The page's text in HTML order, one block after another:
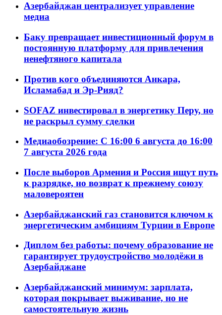
Азербайджан централизует управление
медиа
Баку превращает инвестиционный форум в
постоянную платформу для привлечения
ненефтяного капитала
Против кого объединяются Анкара,
Исламабад и Эр-Рияд?
SOFAZ инвестировал в энергетику Перу, но
не раскрыл сумму сделки
Медиаобозрение: С 16:00 6 августа до 16:00
7 августа 2026 года
После выборов Армения и Россия ищут путь
к разрядке, но возврат к прежнему союзу
маловероятен
Азербайджанский газ становится ключом к
энергетическим амбициям Турции в Европе
Диплом без работы: почему образование не
гарантирует трудоустройство молодёжи в
Азербайджане
Азербайджанский минимум: зарплата,
которая покрывает выживание, но не
самостоятельную жизнь